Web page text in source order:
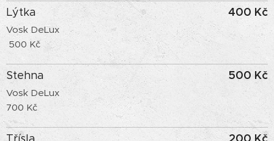
Lýtka
Vosk DeLux
500 Kč
400 Kč
Stehna
Vosk DeLux
700 Kč
500 Kč